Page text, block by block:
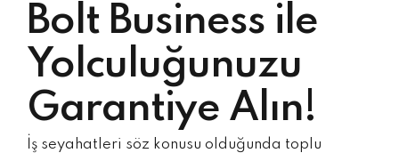
Bolt Business ile
Yolculuğunuzu
Garantiye Alın!
İş seyahatleri söz konusu olduğunda toplu